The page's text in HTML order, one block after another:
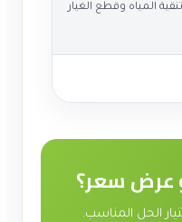
المياه وقطع الغيار
عرض سعر؟
الحل المناسب.